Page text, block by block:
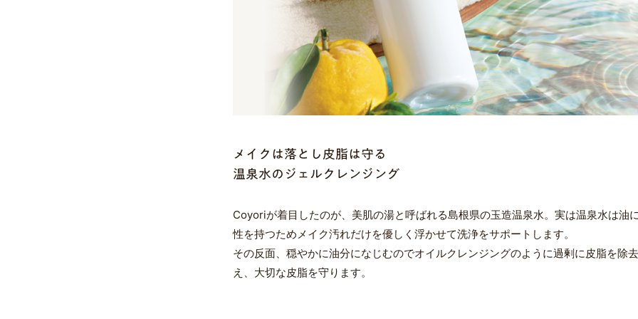
メイクは落とし皮脂は守る
温泉水のジェルクレンジング
Coyoriが着目したのが、美肌の湯と呼ばれる島根県の玉造温泉水。実は温泉水は油
性を持つためメイク汚れだけを優しく浮かせて洗浄をサポートします。
その反面、穏やかに油分になじむのでオイルクレンジングのように過剰に皮脂を除
え、大切な皮脂を守ります。